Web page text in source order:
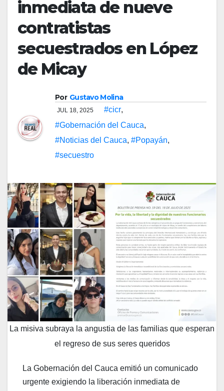
inmediata de nueve
contratistas
secuestrados en López
de Micay
Por Gustavo Molina
JUL 18, 2025 #cicr,
#Gobernación del Cauca,
#Noticias del Cauca, #Popayán,
#secuestro
La misiva subraya la angustia de las familias que esperan
el regreso de sus seres queridos
La Gobernación del Cauca emitió un comunicado
urgente exigiendo la liberación inmediata de